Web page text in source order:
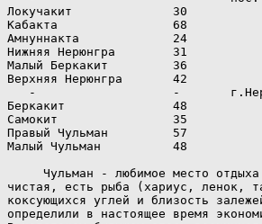
Локучакит              30
Кабакта                68
Амнуннакта             24
Нижняя Нерюнгра        31
Малый Беркакит         36
Верхняя Нерюнгра       42
-                   -
Беркакит               48
Самокит                35
Правый Чульман         57
Малый Чульман          48
Чульман - любимое место
чистая, есть рыба (хариус, ленок,
коксующихся углей и близость
определили в настоящее время